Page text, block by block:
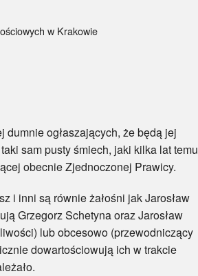
w Krakowie
ogłaszających, że będą jej
sam pusty śmiech, jaki kilka lat temu
obecnie Zjednoczonej Prawicy.
i inni są równie żałośni jak Jarosław
Grzegorz Schetyna oraz Jarosław
lub obcesowo (przewodniczący
dowartościowują ich w trakcie